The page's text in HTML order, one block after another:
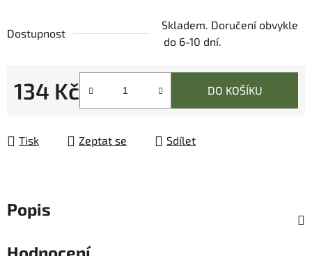
Dostupnost
Skladem. Doručení obvykle
do 6-10 dní.
134 Kč DO KOŠÍKU
Tisk Zeptat se Sdílet
Popis